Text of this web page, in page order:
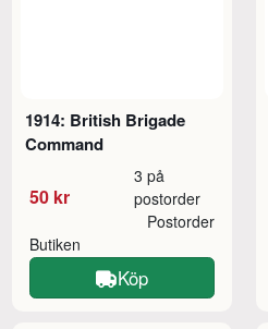
1914: British Brigade
Command
50 kr
3 på
postorder
Butiken
Postorder
Köp